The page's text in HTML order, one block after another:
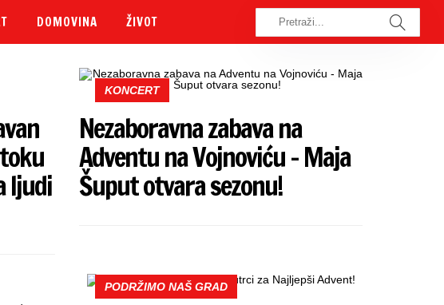
DOMOVINA ŽIVOT
ljudi
KONCERT
Nezaboravna zabava na
Adventu na Vojnoviću – Maja
Šuput otvara sezonu!
PODRŽIMO NAŠ GRAD